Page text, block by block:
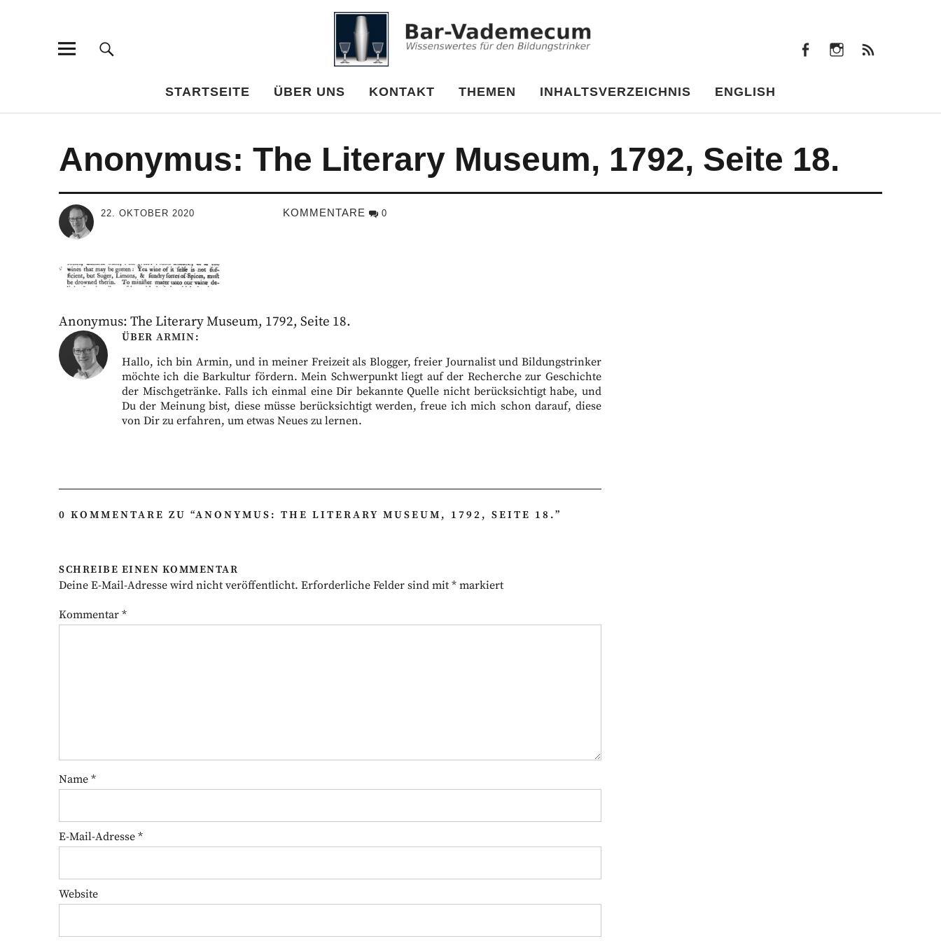
Bar-Vademecum
STARTSEITE ÜBER UNS KONTAKT THEMEN INHALTSVERZEICHNIS ENGLISH
Anonymus: The Literary Museum, 1792, Seite 18.
22. OKTOBER 2020 KOMMENTARE 0
Anonymus: The Literary Museum, 1792, Seite 18.
ÜBER ARMIN
Hallo, ich bin Armin, und in meiner Freizeit als Blogger, freier Journalist und Bildungstrinker
möchte ich die Barkultur fördern. Mein Schwerpunkt liegt auf der Recherche zur Geschichte
der Mischgetränke. Falls ich einmal eine Dir bekannte Quelle nicht berücksichtigt habe, und
Du der Meinung bist, diese müsse berücksichtigt werden, freue ich mich schon darauf, diese
von Dir zu erfahren, um etwas Neues zu lernen.
0 KOMMENTARE ZU “ANONYMUS: THE LITERARY MUSEUM, 1792, SEITE 18.”
SCHREIBE EINEN KOMMENTAR
Deine E-Mail-Adresse wird nicht veröffentlicht. Erforderliche Felder sind mit * markiert
Kommentar *
Name *
E-Mail-Adresse *
Website